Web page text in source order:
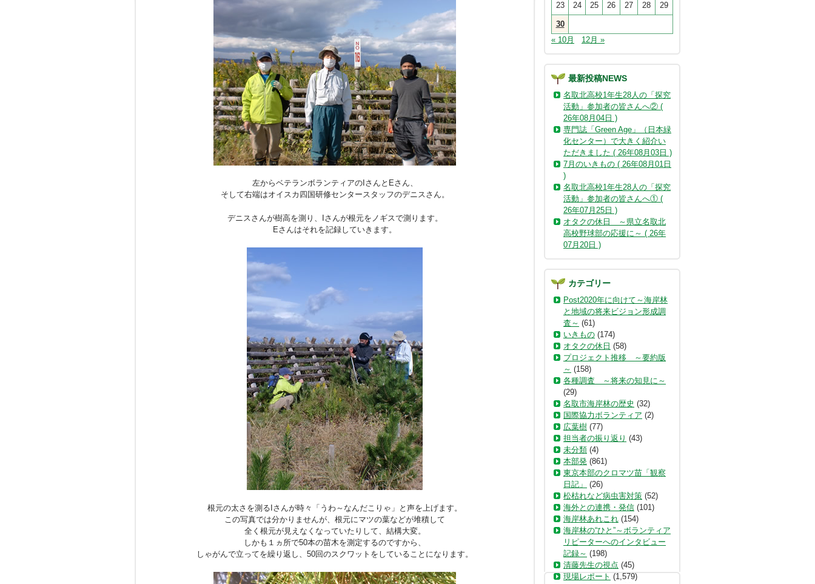
左からベテランボランティアのIさんとEさん、
そして右端はオイスカ四国研修センタースタッフのデニスさん。
デニスさんが樹高を測り、Iさんが根元をノギスで測ります。
Eさんはそれを記録していきます。
根元の太さを測るIさんが時々「うわ～なんだこりゃ」と声を上げます。
この写真では分かりませんが、根元にマツの葉などが堆積して
全く根元が見えなくなっていたりして、結構大変。
しかも１ヵ所で50本の苗木を測定するのですから、
しゃがんで立ってを繰り返し、50回のスクワットをしていることになります。
23 24 25 26 27 28 29
30
« 10月
12月 »
最新投稿NEWS
名取北高校1年生28人の「探究
活動」参加者の皆さんへ② (
26年08月04日 )
専門誌「Green Age」（日本緑
化センター）で大きく紹介い
ただきました ( 26年08月03日 )
7月のいきもの ( 26年08月01日
)
名取北高校1年生28人の「探究
活動」参加者の皆さんへ① (
26年07月25日 )
オタクの休日 ～県立名取北
高校野球部の応援に～ ( 26年
07月20日 )
カテゴリー
Post2020年に向けて～海岸林
と地域の将来ビジョン形成調
査～ (61)
いきもの (174)
オタクの休日 (58)
プロジェクト推移 ～要約版
～ (158)
各種調査 ～将来の知見に～
(29)
名取市海岸林の歴史 (32)
国際協力ボランティア (2)
広葉樹 (77)
担当者の振り返り (43)
未分類 (4)
本部発 (861)
東京本部のクロマツ苗「観察
日記」
(26)
松枯れなど病虫害対策 (52)
海外との連携・発信 (101)
海岸林あれこれ (154)
海岸林の“ひと”～ボランティア
リピーターへのインタビュー
記録～ (198)
清藤先生の視点 (45)
現場レポート (1,579)